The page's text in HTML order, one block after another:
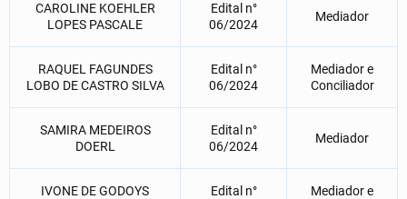
CAROLINE KOEHLER
LOPES PASCALE
Edital n°
06/2024
Mediador
RAQUEL FAGUNDES
LOBO DE CASTRO SILVA
Edital n°
06/2024
Mediador e
Conciliador
SAMIRA MEDEIROS
DOERL
Edital n°
06/2024
Mediador
IVONE DE GODOYS
Edital n°
Mediador e